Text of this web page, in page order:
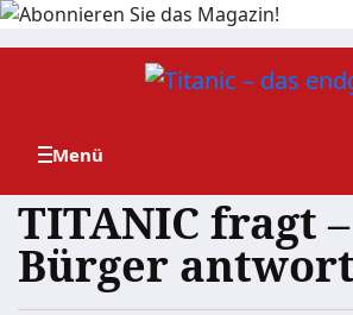
Zum
TITANIC fragt
Bürger